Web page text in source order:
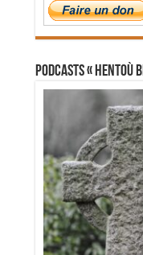
PODCASTS « Hentoù